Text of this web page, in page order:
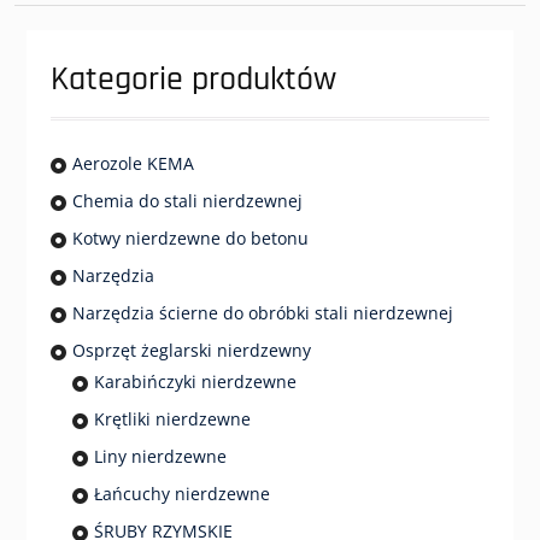
Kategorie produktów
Aerozole KEMA
Chemia do stali nierdzewnej
Kotwy nierdzewne do betonu
Narzędzia
Narzędzia ścierne do obróbki stali nierdzewnej
Osprzęt żeglarski nierdzewny
Karabińczyki nierdzewne
Krętliki nierdzewne
Liny nierdzewne
Łańcuchy nierdzewne
ŚRUBY RZYMSKIE